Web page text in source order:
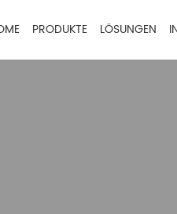
PRODUKTE LÖSUNGEN